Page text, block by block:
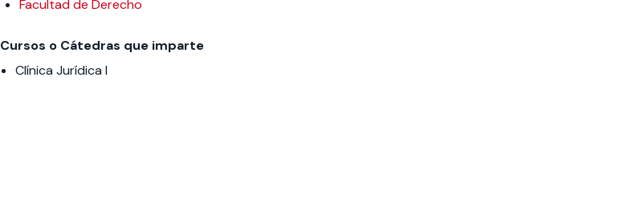
Facultad de Derecho
Cursos o Cátedras que imparte
Clínica Jurídica I